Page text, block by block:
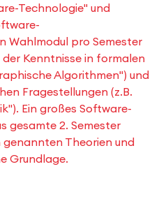
Technologie" und
Wahlmodul pro Semester
Kenntnisse in formalen
Algorithmen") und
Fragestellungen (z.B.
Ein großes Software-
gesamte 2. Semester
Theorien und
Grundlage.